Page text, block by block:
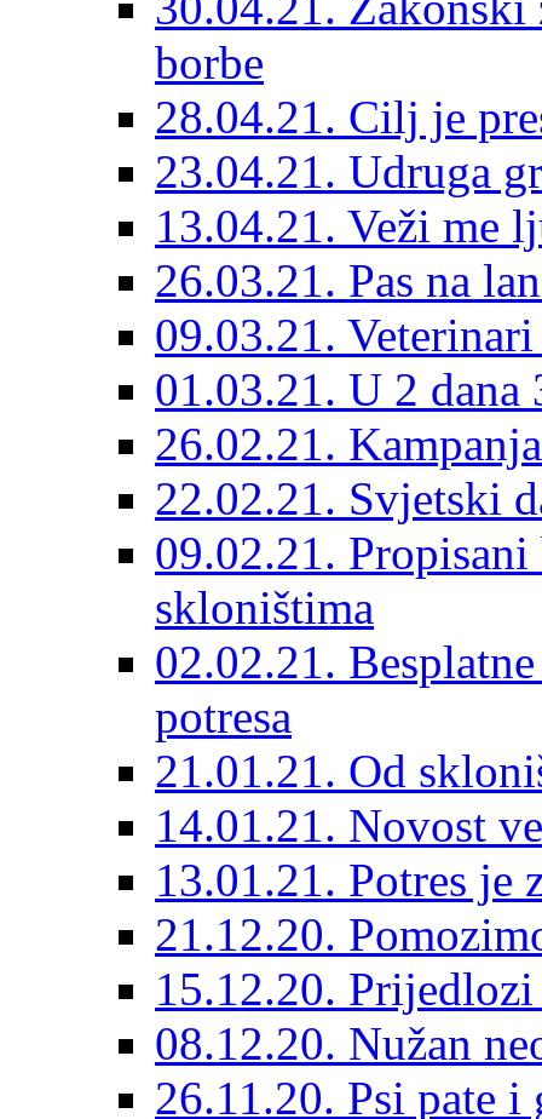
borbe
28.04.21. Cilj je
23.04.21. Udruga
13.04.21. Veži me
26.03.21. Pas na
09.03.21.
01.03.21. U 2
26.02.21.
22.02.21. Svjetski
09.02.21.
skloništima
02.02.21.
potresa
21.01.21. Od
14.01.21. Novost
13.01.21. Potres je
21.12.20.
15.12.20.
08.12.20. Nužan
26.11.20. Psi pate